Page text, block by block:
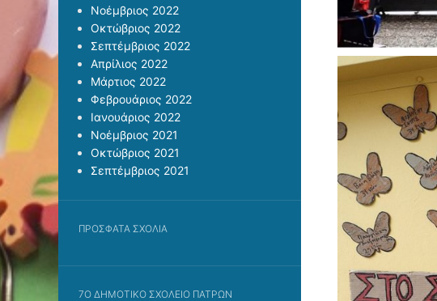
Νοέμβριος 2022
Οκτώβριος 2022
Σεπτέμβριος 2022
Απρίλιος 2022
Μάρτιος 2022
Φεβρουάριος 2022
Ιανουάριος 2022
Νοέμβριος 2021
Οκτώβριος 2021
Σεπτέμβριος 2021
ΠΡΌΣΦΑΤΑ ΣΧΌΛΙΑ
7Ο ΔΗΜΟΤΙΚΌ ΣΧΟΛΕΊΟ ΠΑΤΡΏΝ